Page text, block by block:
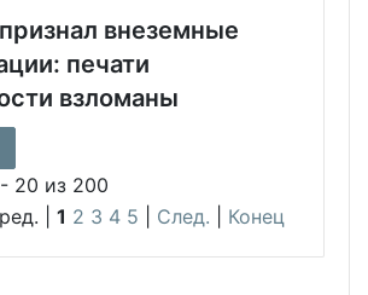
внеземные
печати
взломаны
20 из 200
| 1 2 3 4 5 След. Конец